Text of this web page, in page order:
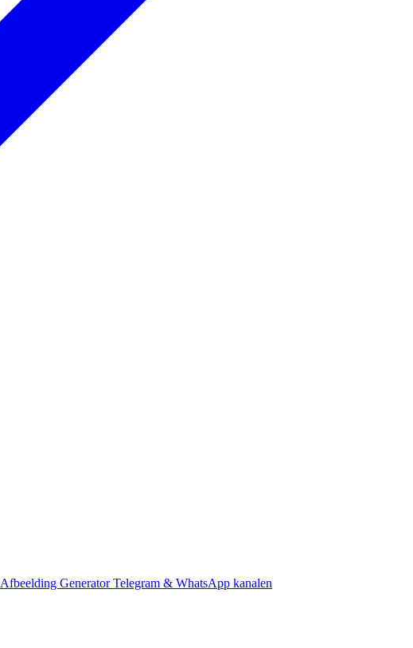
Afbeelding GeneratorTelegram & WhatsApp kanalen